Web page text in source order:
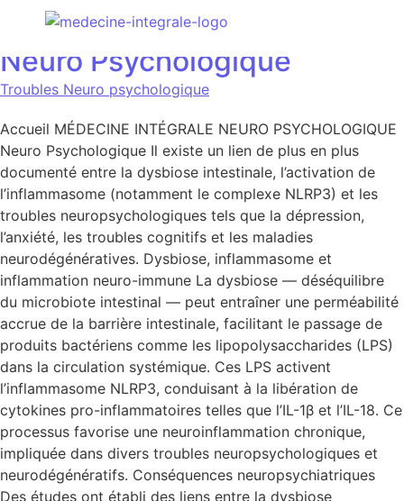
Neuro Psychologique
Troubles Neuro psychologique
Accueil MÉDECINE INTÉGRALE NEURO PSYCHOLOGIQUE
Neuro Psychologique Il existe un lien de plus en plus
documenté entre la dysbiose intestinale, l’activation de
l’inflammasome (notamment le complexe NLRP3) et les
troubles neuropsychologiques tels que la dépression,
l’anxiété, les troubles cognitifs et les maladies
neurodégénératives. Dysbiose, inflammasome et
inflammation neuro-immune La dysbiose — déséquilibre
du microbiote intestinal — peut entraîner une perméabilité
accrue de la barrière intestinale, facilitant le passage de
produits bactériens comme les lipopolysaccharides (LPS)
dans la circulation systémique. Ces LPS activent
l’inflammasome NLRP3, conduisant à la libération de
cytokines pro-inflammatoires telles que l’IL-1β et l’IL-18. Ce
processus favorise une neuroinflammation chronique,
impliquée dans divers troubles neuropsychologiques et
neurodégénératifs. Conséquences neuropsychiatriques
Des études ont établi des liens entre la dysbiose